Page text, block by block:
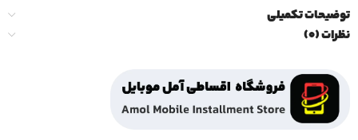
توضیحات تکمیلی
نظرات (0)